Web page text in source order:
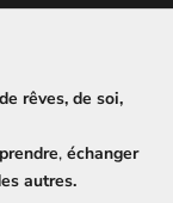
rêves, de soi,
, échanger
autres.